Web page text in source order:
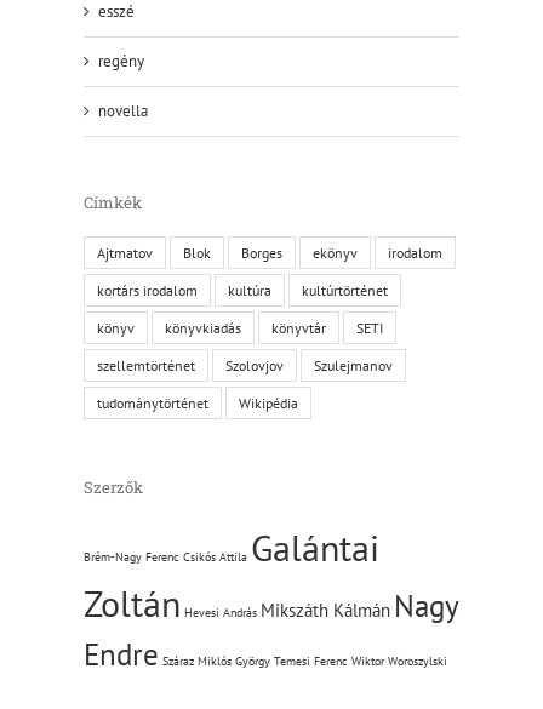
esszé
regény
novella
Címkék
Ajtmatov Blok Borges ekönyv irodalom
kortárs irodalom kultúra kultúrtörténet
könyv könyvkiadás könyvtár SETI
szellemtörténet Szolovjov Szulejmanov
tudománytörténet Wikipédia
Szerzők
Brém-Nagy Ferenc Csikós Attila Galántai
Zoltán Hevesi András Mikszáth Kálmán Nagy
Endre Száraz Miklós György Temesi Ferenc Wiktor Woroszylski